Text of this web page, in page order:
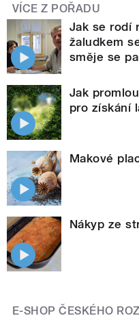
VÍCE Z POŘADU
Jak se rodí
žaludkem
směje se
Jak
pro získání
Makové
Nákyp ze
E-SHOP ČESKÉHO